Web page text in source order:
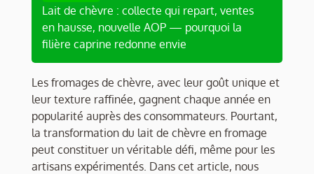
Lait de chèvre : collecte qui repart, ventes
en hausse, nouvelle AOP — pourquoi la
filière caprine redonne envie
Les fromages de chèvre, avec leur goût unique et
leur texture raffinée, gagnent chaque année en
popularité auprès des consommateurs. Pourtant,
la transformation du lait de chèvre en fromage
peut constituer un véritable défi, même pour les
artisans expérimentés. Dans cet article, nous